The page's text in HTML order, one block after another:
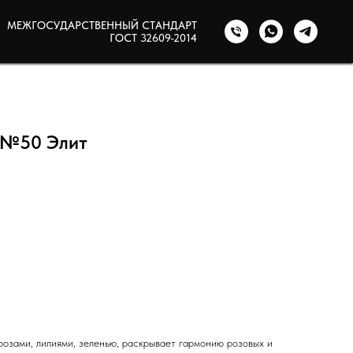
МЕЖГОСУДАРСТВЕННЫЙ СТАНДАРТ
ГОСТ 32609-2014
№50 Элит
лилиями, зеленью, раскрывает гармонию розовых и